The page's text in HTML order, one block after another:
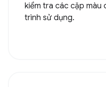
kiểm tra các cặp màu
trình sử dụng.